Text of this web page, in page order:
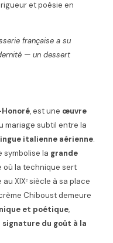
et poésie en
française a su
— un dessert
, est une œuvre
mariage subtil entre la
italienne aérienne.
symbolise la grande
où la technique sert
XIXᵉ siècle à sa place
Chiboust demeure
et poétique,
signature du goût à la